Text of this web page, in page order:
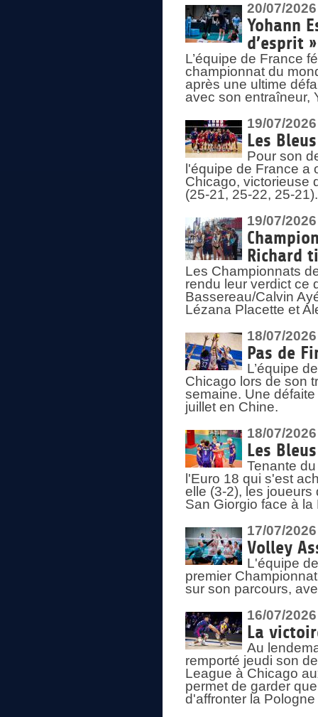
20/07/2026
Yohann
d’esprit »
L’équipe de France
championnat du
après une ultime
avec son entraîneur,
19/07/2026
Les
Pour son
l'équipe de France a
Chicago, victorieuse
(25-21, 25-22, 25-
19/07/2026
Richard
Les Championnats
rendu leur verdict ce
Bassereau/Calvin
Lézana Placette et
18/07/2026
Pas de
L’équipe
Chicago lors de son
semaine. Une
juillet en Chine.
18/07/2026
Les
Tenante
l'Euro 18 qui s'est
elle (3-2), les
San Giorgio face à la
17/07/2026
Volley
L'équipe
premier
sur son parcours,
16/07/2026
La
Au
remporté jeudi son
League à Chicago
permet de garder
d'affronter la